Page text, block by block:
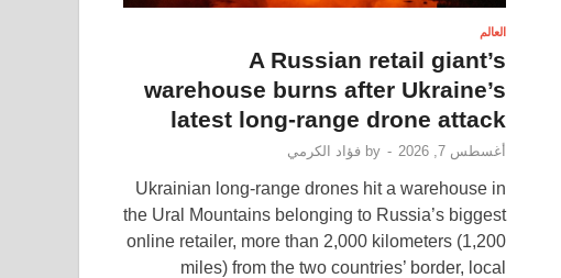
العالم
A Russian retail giant’s
warehouse burns after Ukraine’s
latest long-range drone attack
أغسطس 7, 2026 -
by فؤاد الكرمي
Ukrainian long-range drones hit a warehouse in
the Ural Mountains belonging to Russia’s biggest
online retailer, more than 2,000 kilometers (1,200
miles) from the two countries’ border, local